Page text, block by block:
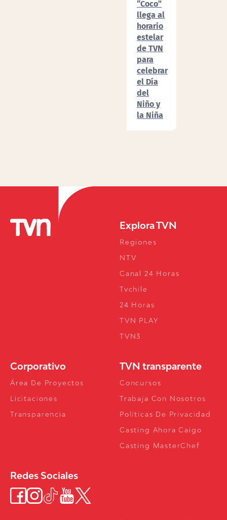
“Coco”
llega al
horario
estelar
de TVN
para
celebrar
el Día
del
Niño y
la Niña
Explora TVN
Regiones
NTV
Canal 24 Horas
Tvchile
24 Horas
TVN PLAY
TVN3
Corporativo
Área De Proyectos
Licitaciones
Transparencia
TVN transparente
Concursos
Trabaja Con Nosotros
Políticas De Privacidad
Casting Ahora Caigo
Casting MasterChef
Redes Sociales